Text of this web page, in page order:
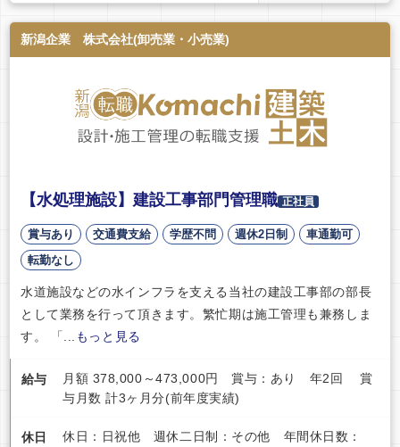
新潟企業 株式会社(卸売業・小売業)
【水処理施設】建設工事部門管理職 正社員
賞与あり 交通費支給 学歴不問 週休2日制
車通勤可
転勤なし
水道施設などの水インフラを支える当社の建設工事部の部長
として業務を行って頂きます。繁忙期は施工管理も兼務しま
す。 「...
もっと見る
給与
月額 378,000～473,000円 賞与：あり 年2回 賞
与月数 計3ヶ月分(前年度実績)
休日
休日：日祝他 週休二日制：その他 年間休日数：